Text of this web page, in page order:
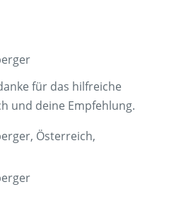
für das hilfreiche
und deine Empfehlung.
Österreich,